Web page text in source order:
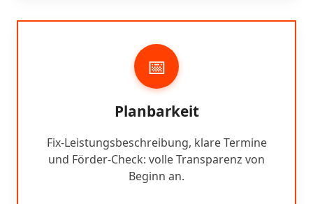
📅
Planbarkeit
Fix-Leistungsbeschreibung, klare Termine
und Förder-Check: volle Transparenz von
Beginn an.